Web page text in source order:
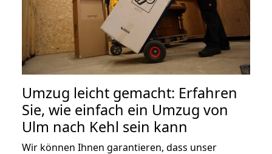
Umzug leicht gemacht: Erfahren
Sie, wie einfach ein Umzug von
Ulm nach Kehl sein kann
Wir können Ihnen garantieren, dass unser